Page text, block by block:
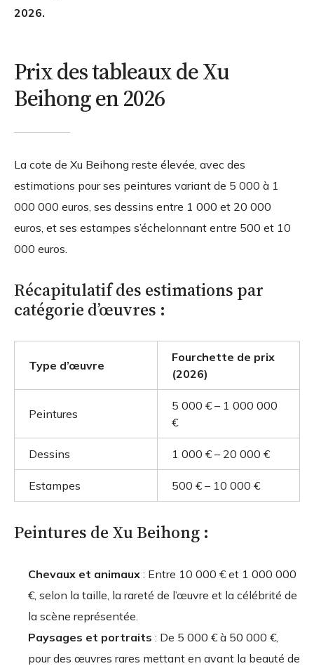
2026.
Prix des tableaux de Xu
Beihong en 2026
La cote de Xu Beihong reste élevée, avec des
estimations pour ses peintures variant de 5 000 à 1
000 000 euros, ses dessins entre 1 000 et 20 000
euros, et ses estampes s’échelonnant entre 500 et 10
000 euros.
Récapitulatif des estimations par
catégorie d’œuvres :
Type d’œuvre
Fourchette de prix
(2026)
Peintures
5 000 € – 1 000 000
€
Dessins 1 000 € – 20 000 €
Estampes 500 € – 10 000 €
Peintures de Xu Beihong :
Chevaux et animaux : Entre 10 000 € et 1 000 000
€, selon la taille, la rareté de l’œuvre et la célébrité de
la scène représentée.
Paysages et portraits : De 5 000 € à 50 000 €,
pour des œuvres rares mettant en avant la beauté de